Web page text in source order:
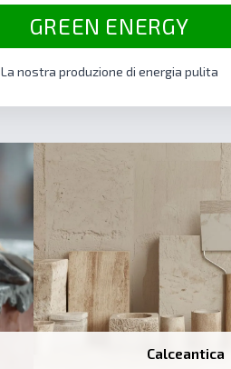
GREEN ENERGY
La nostra produzione di energia pulita
Calceantica